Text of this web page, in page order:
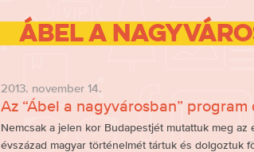
Ábel a
2013. november 14.
Az “Ábel a nagyvárosban”
Nemcsak a jelen kor Budapestjét mutattuk meg
évszázad magyar történelmét tártuk és dolgoztuk